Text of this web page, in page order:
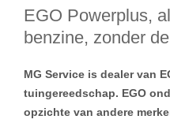
EGO Powerplus,
benzine, zonder
MG Service is dealer van
tuingereedschap. EGO
opzichte van andere